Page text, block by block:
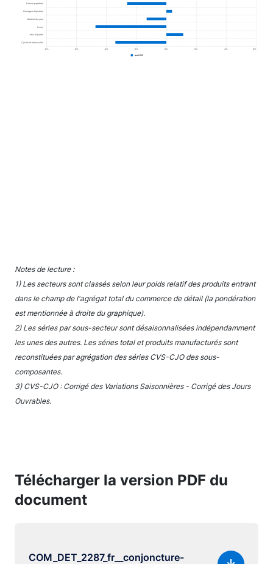
avril 24
Presse papeterie
Horlogerie bijouterie
Matériel de sport
Livres
Jeux et jouets
Cycles et motocycles
-8% -6% -4% -2% 0% 2% 4% 6%
Notes de lecture :
1) Les secteurs sont classés selon leur poids relatif des produits entrant
dans le champ de l'agrégat total du commerce de détail (la pondération
est mentionnée à droite du graphique).
2) Les séries par sous-secteur sont désaisonnalisées indépendamment
les unes des autres. Les séries total et produits manufacturés sont
reconstituées par agrégation des séries CVS-CJO des sous-
composantes.
3) CVS-CJO : Corrigé des Variations Saisonnières - Corrigé des Jours
Ouvrables.
Télécharger la version PDF du
document
COM_DET_2287_fr__conjoncture-